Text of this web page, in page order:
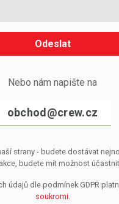
Odeslat
Nebo nám napište na
obchod@crew.cz
strany - budete dostávat
budete mít možnost
dle podmínek GDPR
soukromi.